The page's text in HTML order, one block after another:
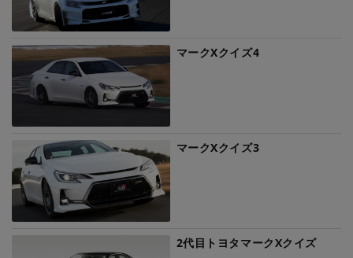
マークXクイズ4
マークXクイズ3
2代目トヨタマークXクイズ